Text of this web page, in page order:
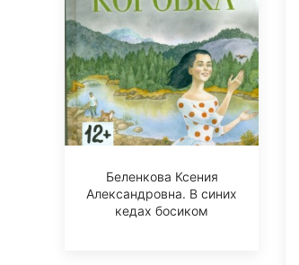
Беленкова Ксения
Александровна. В синих
кедах босиком